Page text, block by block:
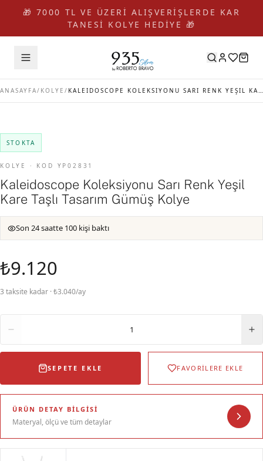
🎁 7000 TL VE ÜZERİ ALIŞVERİŞLERDE KAR
TANESİ KOLYE HEDİYE 🎁
ANASAYFA/ KOLYE / KALEIDOSCOPE KOLEKSIYONU SARI RENK YEŞIL KARE TAŞLI TASARIM GÜMÜŞ KOLYE
STOKTA
KOLYE · KOD YP02831
Kaleidoscope Koleksiyonu Sarı Renk Yeşil
Kare Taşlı Tasarım Gümüş Kolye
Son 24 saatte 100 kişi baktı
₺9.120
3 taksite kadar · ₺3.040/ay
1
SEPETE EKLE FAVORİLERE EKLE
ÜRÜN DETAY BILGISI
Materyal, ölçü ve tüm detaylar